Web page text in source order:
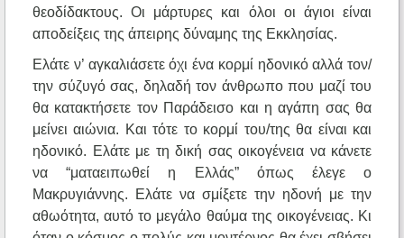
θεοδίδακτους. Οι μάρτυρες και όλοι οι άγιοι είναι
αποδείξεις της άπειρης δύναμης της Εκκλησίας.
Ελάτε ν’ αγκαλιάσετε όχι ένα κορμί ηδονικό αλλά τον/
την σύζυγό σας, δηλαδή τον άνθρωπο που μαζί του
θα κατακτήσετε τον Παράδεισο και η αγάπη σας θα
μείνει αιώνια. Και τότε το κορμί του/της θα είναι και
ηδονικό. Ελάτε με τη δική σας οικογένεια να κάνετε
να “ματαειπωθεί η Ελλάς” όπως έλεγε ο
Μακρυγιάννης. Ελάτε να σμίξετε την ηδονή με την
αθωότητα, αυτό το μεγάλο θαύμα της οικογένειας. Κι